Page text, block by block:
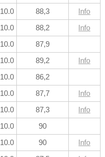
10.0 88,3
Info
10.0 88,2
Info
10.0
87,9
10.0 89,2
Info
10.0
86,2
10.0 87,7
Info
10.0 87,3
Info
10.0
90
10.0 90
Info